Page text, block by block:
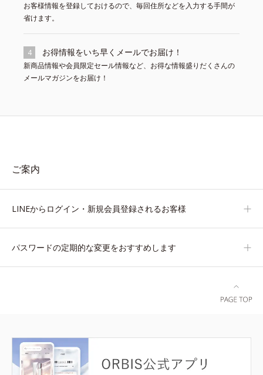
お客様情報を登録しておけるので、毎回住所などを入力する手間が
省けます。
4 お得情報をいち早くメールでお届け！
新商品情報や会員限定セール情報など、お得な情報盛りだくさんの
メールマガジンをお届け！
ご案内
LINEからログイン・新規会員登録されるお客様
パスワードの定期的な変更をおすすめします